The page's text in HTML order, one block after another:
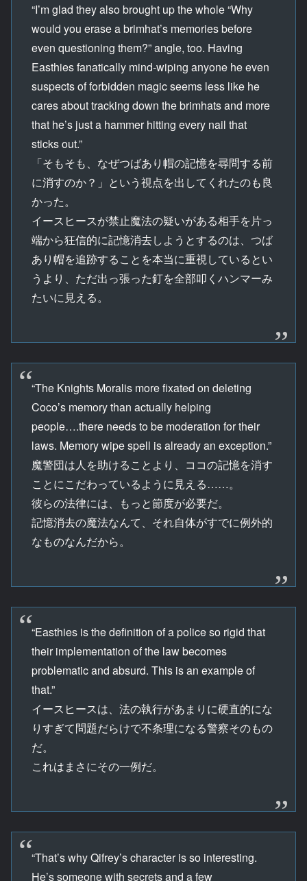
“I’m glad they also brought up the whole “Why
would you erase a brimhat’s memories before
even questioning them?” angle, too. Having
Easthies fanatically mind-wiping anyone he even
suspects of forbidden magic seems less like he
cares about tracking down the brimhats and more
that he’s just a hammer hitting every nail that
sticks out.”
「そもそも、なぜつばあり帽の記憶を尋問する前
に消すのか？」という視点を出してくれたのも良
かった。
イースヒースが禁止魔法の疑いがある相手を片っ
端から狂信的に記憶消去しようとするのは、つば
あり帽を追跡することを本当に重視しているとい
うより、ただ出っ張った釘を全部叩くハンマーみ
たいに見える。
“The Knights Moralis more fixated on deleting
Coco’s memory than actually helping
people….there needs to be moderation for their
laws. Memory wipe spell is already an exception.”
魔警団は人を助けることより、ココの記憶を消す
ことにこだわっているように見える……。
彼らの法律には、もっと節度が必要だ。
記憶消去の魔法なんて、それ自体がすでに例外的
なものなんだから。
“Easthies is the definition of a police so rigid that
their implementation of the law becomes
problematic and absurd. This is an example of
that.”
イースヒースは、法の執行があまりに硬直的にな
りすぎて問題だらけで不条理になる警察そのもの
だ。
これはまさにその一例だ。
“That’s why Qifrey’s character is so interesting.
He’s someone with secrets and a few